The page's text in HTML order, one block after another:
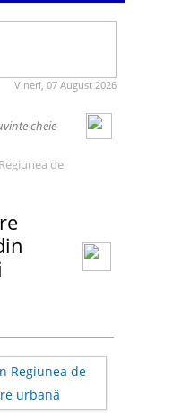
Vineri, 07 August 2026
de